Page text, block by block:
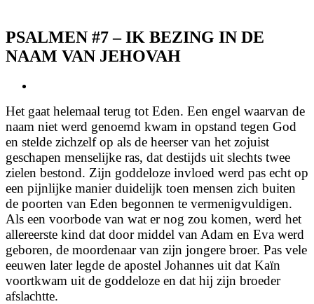
PSALMEN #7 – IK BEZING IN DE
NAAM VAN JEHOVAH
Image
Het gaat helemaal terug tot Eden. Een engel waarvan de
naam niet werd genoemd kwam in opstand tegen God
en stelde zichzelf op als de heerser van het zojuist
geschapen menselijke ras, dat destijds uit slechts twee
zielen bestond. Zijn goddeloze invloed werd pas echt op
een pijnlijke manier duidelijk toen mensen zich buiten
de poorten van Eden begonnen te vermenigvuldigen.
Als een voorbode van wat er nog zou komen, werd het
allereerste kind dat door middel van Adam en Eva werd
geboren, de moordenaar van zijn jongere broer. Pas vele
eeuwen later legde de apostel Johannes uit dat Kaïn
voortkwam uit de goddeloze en dat hij zijn broeder
afslachtte.